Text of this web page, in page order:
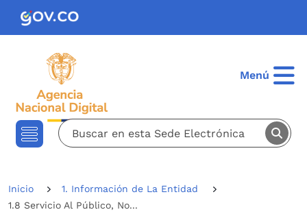
Pasar al contenido principal
Menú
Inicio
1. Información de La Entidad
1.8 Servicio Al Público, No...